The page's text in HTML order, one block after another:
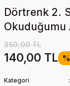
Dörtrenk 2.
Okuduğumu
350,00 TL
140,00 TL
Kategori